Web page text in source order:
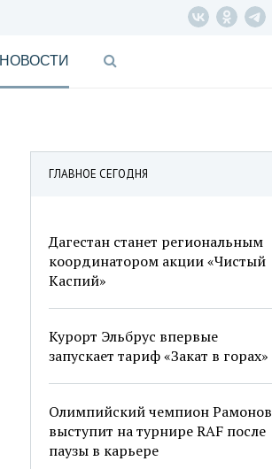
НОВОСТИ
ГЛАВНОЕ СЕГОДНЯ
Дагестан станет региональным
координатором акции «Чистый
Каспий»
Курорт Эльбрус впервые
запускает тариф «Закат в горах»
Олимпийский чемпион Рамонов
выступит на турнире RAF после
паузы в карьере